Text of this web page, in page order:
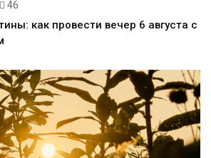
46
как провести вечер 6 августа с